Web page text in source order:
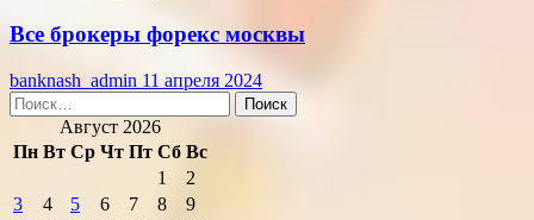
Все брокеры форекс москвы
banknash_admin 11 апреля 2024
Найти:
Август 2026
Пн Вт Ср Чт Пт Сб Вс
1
2
3
4 5 6 7 8
9